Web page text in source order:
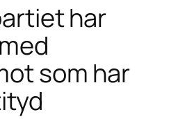
har
som har